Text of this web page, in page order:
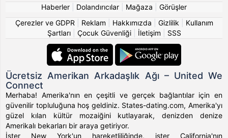
Haberler Dolandırıcılar Mağaza
Görüşler
Çerezler ve GDPR
Reklam Hakkımızda Gizlilik
Kullanım
Şartları| Çocuk Güvenliği| İletişim SSS
Ücretsiz Amerikan Arkadaşlık Ağı – United We
Connect
Merhaba! Amerika'nın en çeşitli ve gerçek bağlantılar için en
güvenilir topluluğuna hoş geldiniz. States-dating.com, Amerika'yı
güzel kılan kültür mozaiğini kutlayarak, denizden denize
Amerikalı bekarları bir araya getiriyor.
İster New York'un hareketliliğinde, ister California'nın